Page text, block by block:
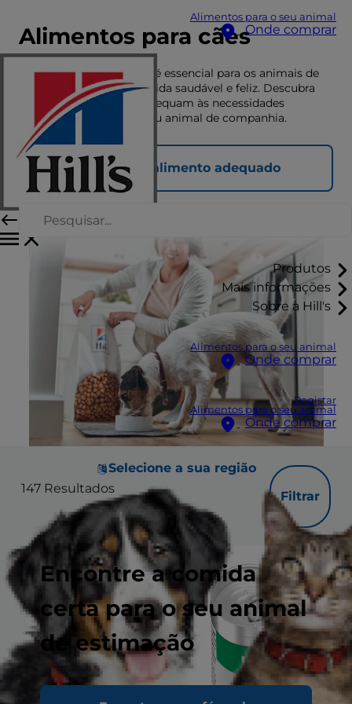
Alimentos para o seu animal
Onde comprar
Produtos
Mais informações
Sobre a Hill's
Alimentos para o seu animal
Onde comprar
Registar
Alimentos para o seu animal
Onde comprar
Selecione a sua região
Encontre a comida
certa para o seu animal
de estimação
Alimentos para cães
Uma nutrição adequada é essencial para os animais de
companhia terem uma vida saudável e feliz. Descubra
aqui que alimentos se adequam às necessidades
nutricionais únicas do seu animal de companhia.
Encontrar o alimento adequado
147 Resultados
Filtrar